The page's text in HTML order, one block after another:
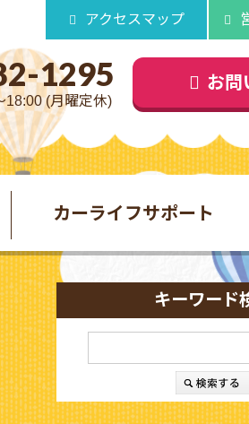
アクセスマップ
1295
18:00 (月曜定休)
お問
カーライフサポート
キーワード